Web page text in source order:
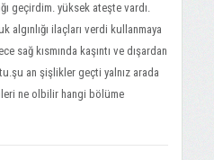
geçirdim. yüksek ateşte vardı.
ilaçları verdi kullanmaya
sağ kısmında kaşıntı ve dışardan
an şişlikler geçti yalnız arada
ne olbilir hangi bölüme